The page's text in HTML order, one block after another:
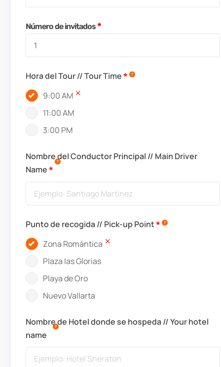
Número de invitados
Hora del Tour // Tour Time
9:00 AM
11:00 AM
3:00 PM
Nombre del Conductor Principal // Main Driver
Name
Punto de recogida // Pick-up Point
Zona Romántica
Plaza las Glorias
Playa de Oro
Nuevo Vallarta
Nombre de Hotel donde se hospeda // Your hotel
name